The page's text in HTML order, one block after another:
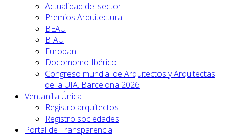
Actualidad del sector
Premios Arquitectura
BEAU
BIAU
Europan
Docomomo Ibérico
Congreso mundial de Arquitectos y Arquitectas
de la UIA. Barcelona 2026
Ventanilla Única
Registro arquitectos
Registro sociedades
Portal de Transparencia